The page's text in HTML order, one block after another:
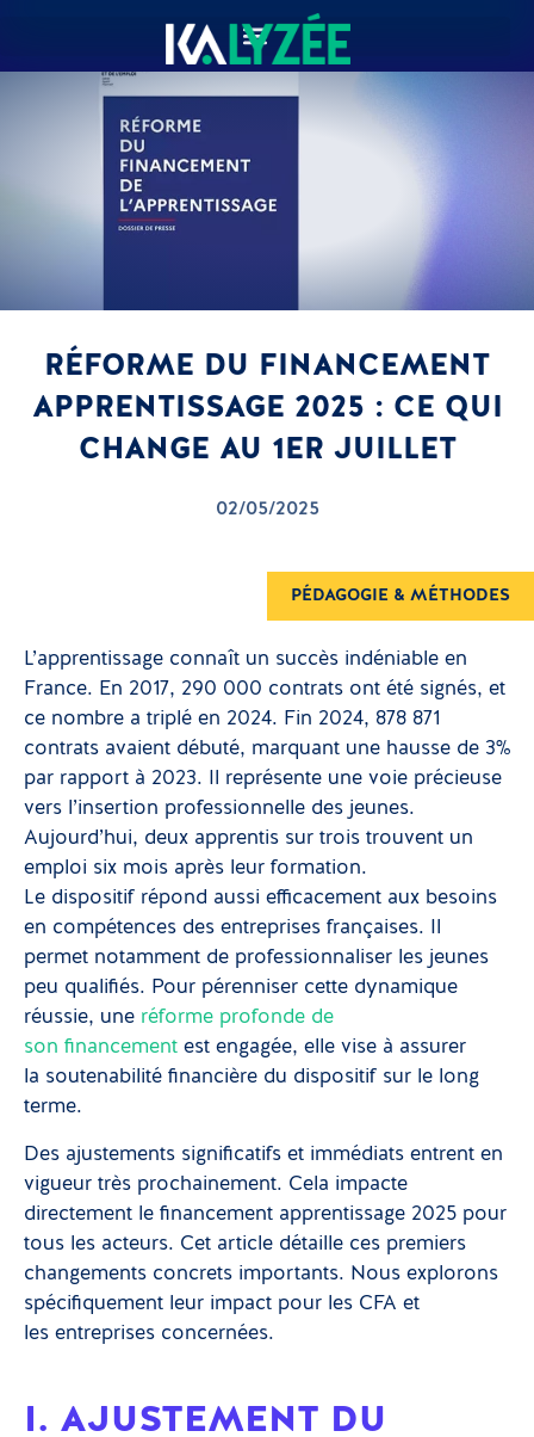
RÉFORME DU FINANCEMENT
APPRENTISSAGE 2025 : CE QUI
CHANGE AU 1ER JUILLET
02/05/2025
PÉDAGOGIE & MÉTHODES
L’apprentissage connaît un succès indéniable en
France. En 2017, 290 000 contrats ont été signés, et
ce nombre a triplé en 2024. Fin 2024, 878 871
contrats avaient débuté, marquant une hausse de 3%
par rapport à 2023. Il représente une voie précieuse
vers l’insertion professionnelle des jeunes.
Aujourd’hui, deux apprentis sur trois trouvent un
emploi six mois après leur formation.
Le dispositif répond aussi efficacement aux besoins
en compétences des entreprises françaises. Il
permet notamment de professionnaliser les jeunes
peu qualifiés. Pour pérenniser cette dynamique
réussie, une réforme profonde de
son financement est engagée, elle vise à assurer
la soutenabilité financière du dispositif sur le long
terme.
Des ajustements significatifs et immédiats entrent en
vigueur très prochainement. Cela impacte
directement le financement apprentissage 2025 pour
tous les acteurs. Cet article détaille ces premiers
changements concrets importants. Nous explorons
spécifiquement leur impact pour les CFA et
les entreprises concernées.
I. AJUSTEMENT DU